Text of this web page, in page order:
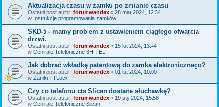
Aktualizacja czasu w zamku po zmianie czasu
Ostatni post autor: forumwandex « 28 mar 2024, 12:34
w Instrukcje programowania zamków
SKD-5 - mamy problem z ustawieniem ciągłego otwarcia
drzwi.
Ostatni post autor: forumwandex « 15 lut 2024, 13:44
w Centrale Telefoniczne BH-TEL
Jak dobrać wkładkę patentową do zamka elektronicznego?
Ostatni post autor: forumwandex « 01 lut 2024, 10:00
w Zamki TTLock
Czy do telefonu cts Slican dostane słuchawkę?
Ostatni post autor: forumwandex « 19 sty 2024, 15:58
w Centrale Telefoniczne Slican